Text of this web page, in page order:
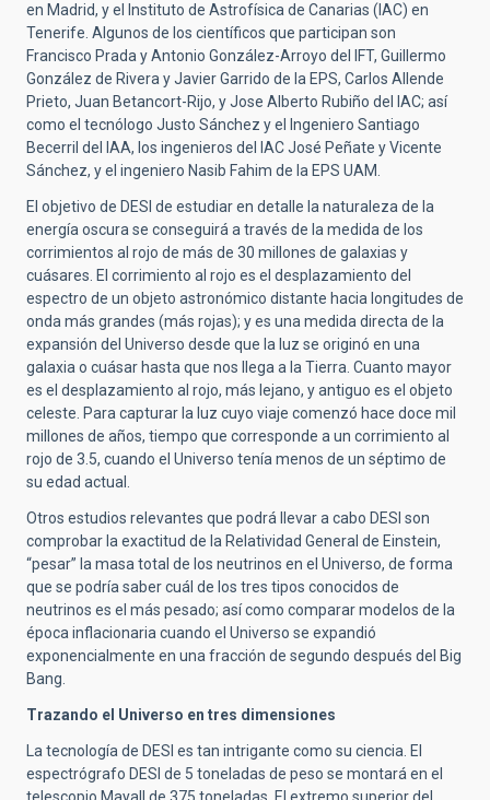
en Madrid, y el Instituto de Astrofísica de Canarias (IAC) en
Tenerife. Algunos de los científicos que participan son
Francisco Prada y Antonio González-Arroyo del IFT, Guillermo
González de Rivera y Javier Garrido de la EPS, Carlos Allende
Prieto, Juan Betancort-Rijo, y Jose Alberto Rubiño del IAC; así
como el tecnólogo Justo Sánchez y el Ingeniero Santiago
Becerril del IAA, los ingenieros del IAC José Peñate y Vicente
Sánchez, y el ingeniero Nasib Fahim de la EPS UAM.
El objetivo de DESI de estudiar en detalle la naturaleza de la
energía oscura se conseguirá a través de la medida de los
corrimientos al rojo de más de 30 millones de galaxias y
cuásares. El corrimiento al rojo es el desplazamiento del
espectro de un objeto astronómico distante hacia longitudes de
onda más grandes (más rojas); y es una medida directa de la
expansión del Universo desde que la luz se originó en una
galaxia o cuásar hasta que nos llega a la Tierra. Cuanto mayor
es el desplazamiento al rojo, más lejano, y antiguo es el objeto
celeste. Para capturar la luz cuyo viaje comenzó hace doce mil
millones de años, tiempo que corresponde a un corrimiento al
rojo de 3.5, cuando el Universo tenía menos de un séptimo de
su edad actual.
Otros estudios relevantes que podrá llevar a cabo DESI son
comprobar la exactitud de la Relatividad General de Einstein,
“pesar” la masa total de los neutrinos en el Universo, de forma
que se podría saber cuál de los tres tipos conocidos de
neutrinos es el más pesado; así como comparar modelos de la
época inflacionaria cuando el Universo se expandió
exponencialmente en una fracción de segundo después del Big
Bang.
Trazando el Universo en tres dimensiones
La tecnología de DESI es tan intrigante como su ciencia. El
espectrógrafo DESI de 5 toneladas de peso se montará en el
telescopio Mayall de 375 toneladas. El extremo superior del